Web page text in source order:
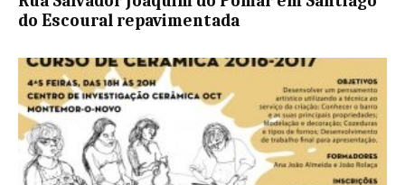
do Escoural repavimentada